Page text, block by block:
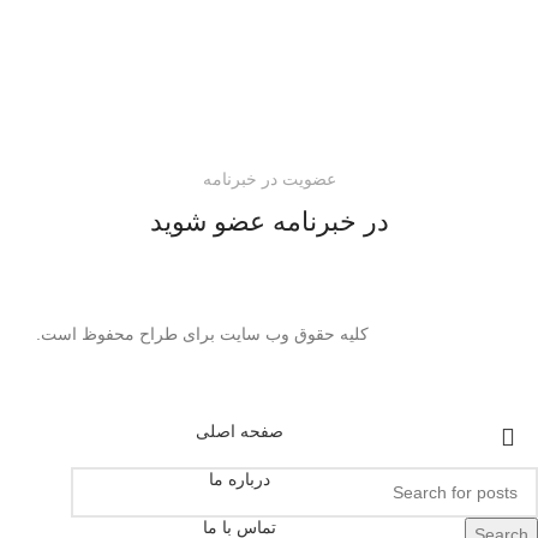
عضویت در خبرنامه
در خبرنامه عضو شوید
کلیه حقوق وب سایت برای طراح محفوظ است.
صفحه اصلی
درباره ما
تماس با ما